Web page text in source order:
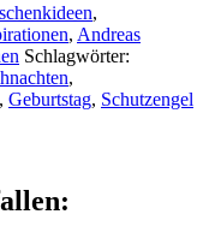
,
, Andreas
Schlagwörter:
,
, Geburtstag, Schutzengel